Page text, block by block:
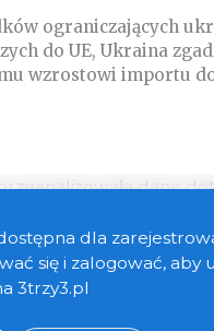
ograniczających
do UE, Ukraina
wzrostowi importu
dane
Ukrainę, Bułgarię,
oraz dzięki
rynku w 5
dla
się i zalogować, aby
3trzy3.pl